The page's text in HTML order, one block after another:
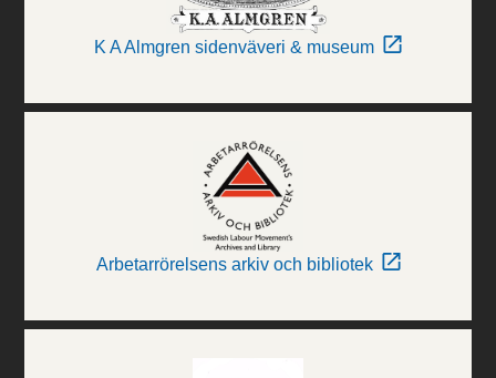
K A Almgren sidenväveri & museum
Arbetarrörelsens arkiv och bibliotek